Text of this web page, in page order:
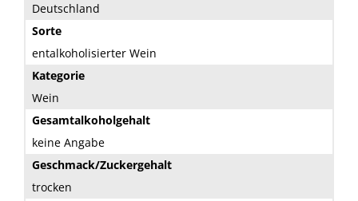
Deutschland
Sorte
entalkoholisierter Wein
Kategorie
Wein
Gesamtalkoholgehalt
keine Angabe
Geschmack/Zuckergehalt
trocken